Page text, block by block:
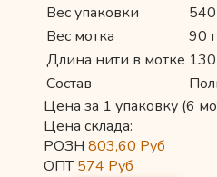
Вес упаковки
Вес мотка
90 г
Длина нити в мотке
Состав
Цена за 1 упаковку (6
Цена склада:
РОЗН 803,60 Руб
ОПТ574 Руб